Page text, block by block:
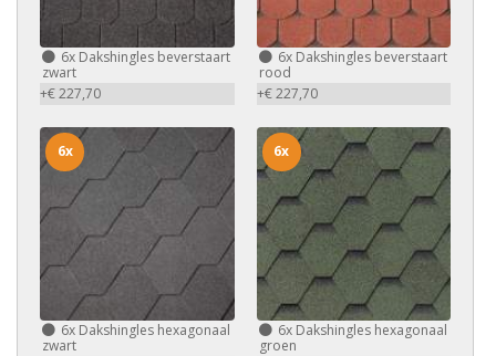
6x Dakshingles beverstaart
zwart
+€ 227,70
6xDakshingles beverstaart
rood
+€ 227,70
6x Dakshingles hexagonaal
zwart
6x
6xDakshingles hexagonaal
groen
6x